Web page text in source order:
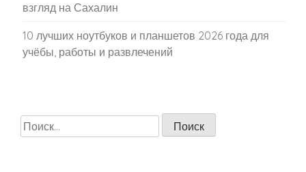
взгляд на Сахалин
10 лучших ноутбуков и планшетов 2026 года для
учёбы, работы и развлечений
Найти: